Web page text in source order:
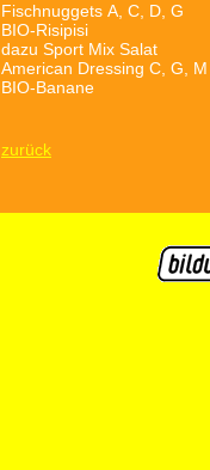
Fischnuggets A, C, D, G
BIO-Risipisi
dazu Sport Mix Salat
American Dressing C, G, M
BIO-Banane
zurück